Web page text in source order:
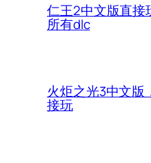
仁王2中文版直接
所有dlc
火炬之光3中文版
接玩